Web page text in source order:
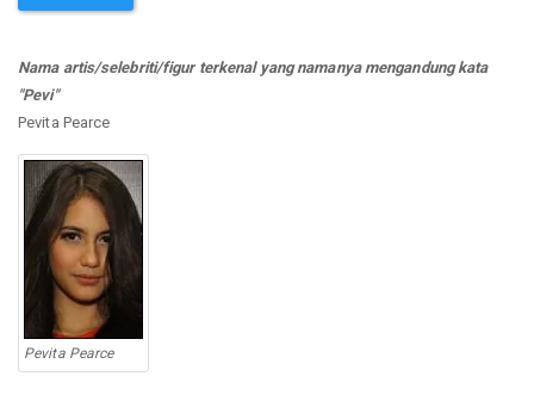
Nama artis/selebriti/figur terkenal yang namanya mengandung kata
"Pevi"
Pevita Pearce
Pevita Pearce